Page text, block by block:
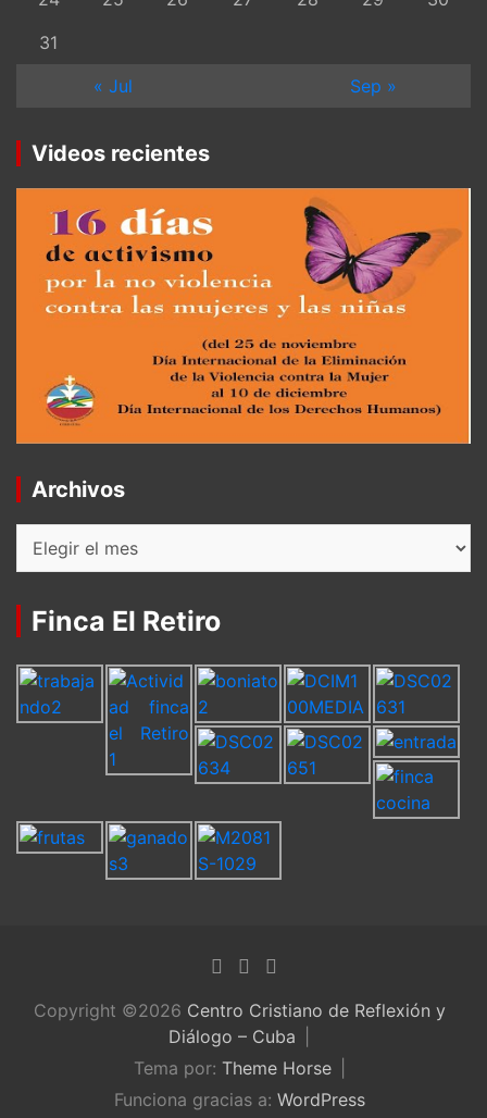
31
« Jul
Sep »
Videos recientes
Archivos
Archivos
Finca El Retiro
Copyright ©2026 Centro Cristiano de Reflexión y
Diálogo – Cuba
Tema por: Theme Horse
Funciona gracias a: WordPress